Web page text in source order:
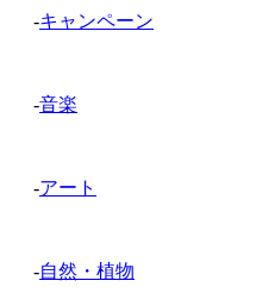
-キャンペーン
-音楽
-アート
-自然・植物